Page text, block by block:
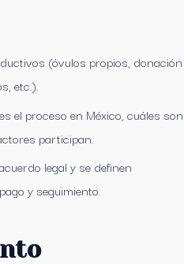
(óvulos propios, donación
etc.).
el proceso en México, cuáles son
participan.
legal y se definen
y seguimiento.